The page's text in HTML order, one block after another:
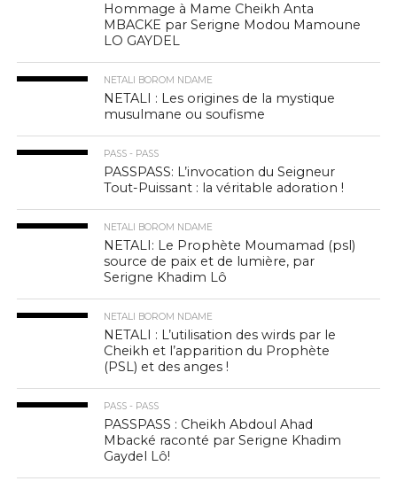
Hommage à Mame Cheikh Anta
MBACKE par Serigne Modou Mamoune
LO GAYDEL
NETALI BOROM NDAME
NETALI : Les origines de la mystique
musulmane ou soufisme
PASS - PASS
PASSPASS: L’invocation du Seigneur
Tout-Puissant : la véritable adoration !
NETALI BOROM NDAME
NETALI: Le Prophète Moumamad (psl)
source de paix et de lumière, par
Serigne Khadim Lô
NETALI BOROM NDAME
NETALI : L’utilisation des wirds par le
Cheikh et l’apparition du Prophète
(PSL) et des anges !
PASS - PASS
PASSPASS : Cheikh Abdoul Ahad
Mbacké raconté par Serigne Khadim
Gaydel Lô!